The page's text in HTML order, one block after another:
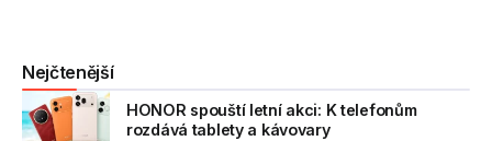
Nejčtenější
HONOR spouští letní akci: K telefonům
rozdává tablety a kávovary